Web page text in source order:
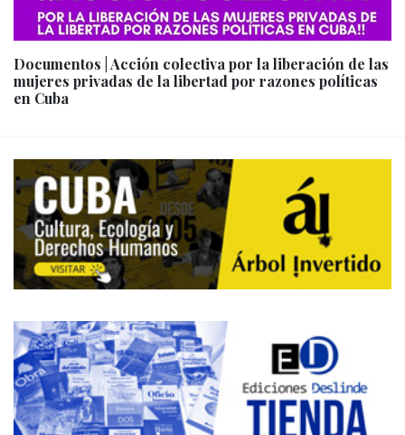
Documentos | Acción colectiva por la liberación de las
mujeres privadas de la libertad por razones políticas
en Cuba